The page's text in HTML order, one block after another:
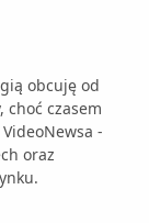
obcuję od
choć czasem
-
oraz